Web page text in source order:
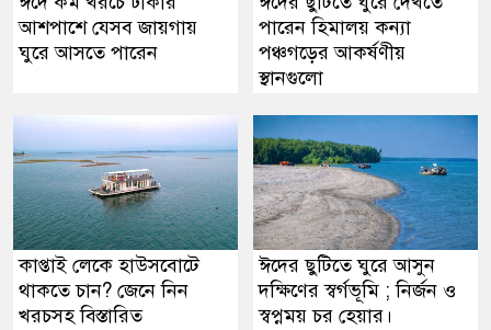
আশপাশে যেসব জায়গায়
ঘুরে আসতে পারেন
পারেন হিমালয় কন্যা
পঞ্চগড়ের আকর্ষণীয়
স্থানগুলো
কাপ্তাই লেকে হাউসবোটে
থাকতে চান? জেনে নিন
খরচসহ বিস্তারিত
ঈদের ছুটিতে ঘুরে আসুন
দক্ষিণের স্বর্গভূমি ; নির্জন ও
স্বপ্নময় চর হেয়ার।